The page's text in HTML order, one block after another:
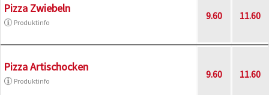
Pizza Zwiebeln
Produktinfo
9.60 11.60
Pizza Artischocken
Produktinfo
9.60 11.60